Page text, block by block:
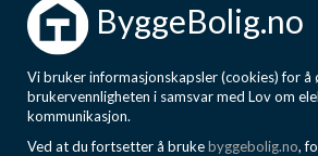
ByggeBolig.no
Vi bruker informasjonskapsler (cookies) for å
brukervennligheten i samsvar med Lov om
kommunikasjon.
Ved at du fortsetter å brukebyggebolig.no,